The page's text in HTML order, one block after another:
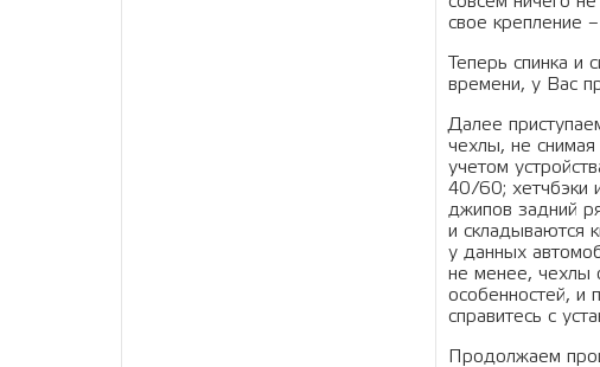
свое крепление
Теперь спинка
времени, у Вас
Далее
чехлы, не снимая
учетом
40/60; хетчбэки
джипов задний
и складываются
у данных
не менее, чехлы
особенностей, и
справитесь с
Продолжаем